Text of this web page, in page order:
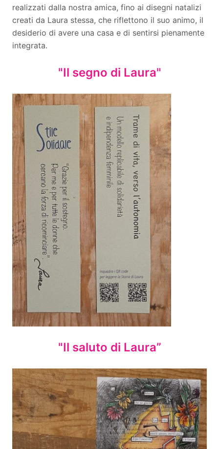
realizzati dalla nostra amica, fino ai disegni natalizi
creati da Laura stessa, che riflettono il suo animo, il
desiderio di avere una casa e di sentirsi pienamente
integrata.
"Il segno di Laura"
"Il saluto di Laura”